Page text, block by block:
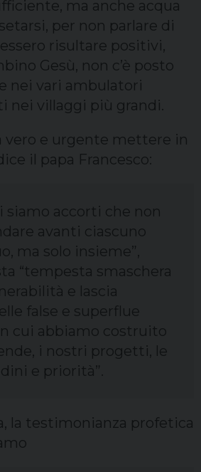
ma anche acqua
per non parlare di
risultare positivi,
Gesù, non c’è posto
nei vari ambulatori
nei villaggi più grandi.
vero e urgente mettere in
il papa Francesco:
siamo accorti che non
avanti ciascuno
ma solo insieme”,
“tempesta smaschera
e lascia
false e superflue
cui abbiamo costruito
i nostri progetti, le
e priorità”.
la testimonianza profetica